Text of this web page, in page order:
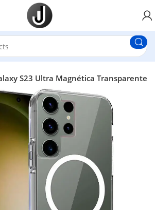
S23 Ultra Magnética Transparente